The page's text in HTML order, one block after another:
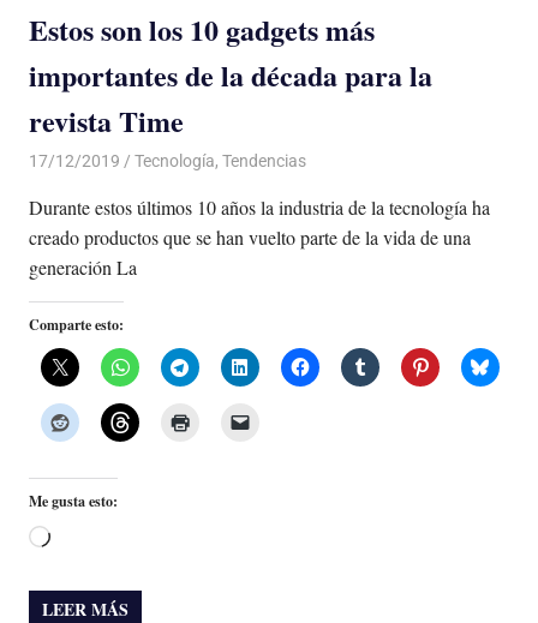
Estos son los 10 gadgets más
importantes de la década para la
revista Time
17/12/2019 De todo un Poco
Tecnología, Tendencias
Durante estos últimos 10 años la industria de la tecnología ha
creado productos que se han vuelto parte de la vida de una
generación La
Comparte esto:
Me gusta esto:
Cargando...
LEER MÁS